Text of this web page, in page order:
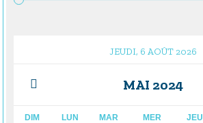
JEUDI, 6 AOÛT 2026
MAI 2024
DIM LUN MAR MER JEU